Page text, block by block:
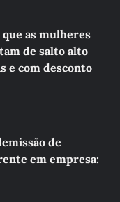
que as mulheres
de salto alto
e com desconto
de
em empresa: